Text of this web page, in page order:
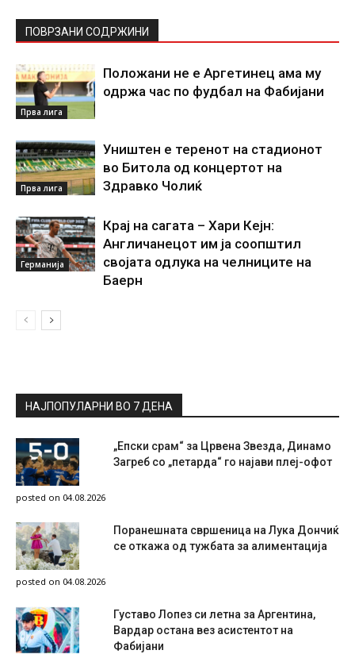
ПОВРЗАНИ СОДРЖИНИ
Прва лига
Положани не е Аргетинец ама му
одржа час по фудбал на Фабијани
Прва лига
Уништен е теренот на стадионот
во Битола од концертот на
Здравко Чолиќ
Германија
Крај на сагата – Хари Кејн:
Англичанецот им ја соопштил
својата одлука на челниците на
Баерн
НАЈПОПУЛАРНИ ВО 7 ДЕНА
„Епски срам“ за Црвена Звезда, Динамо
Загреб со „петарда“ го најави плеј-офот
posted on 04.08.2026
Поранешната свршеница на Лука Дончиќ
се откажа од тужбата за алиментација
posted on 04.08.2026
Густаво Лопез си летна за Аргентина,
Вардар остана вез асистентот на
Фабијани